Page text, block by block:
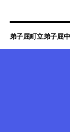
弟子屈町立弟子屈